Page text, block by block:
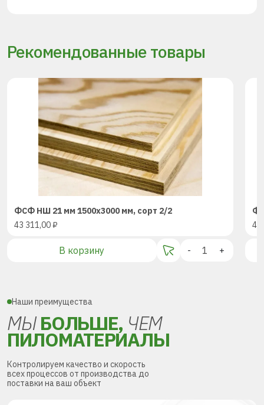
Рекомендованные товары
ФСФ НШ 21 мм 1500х3000 мм, сорт 2/2
43 311,00₽
В корзину - +
43
Наши преимущества
МЫБОЛЬШЕ, ЧЕМ
ПИЛОМАТЕРИАЛЫ
Контролируем качество и скорость
всех процессов от производства до
поставки на ваш объект